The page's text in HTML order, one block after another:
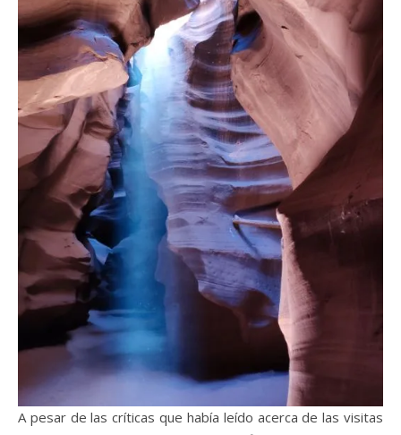
A pesar de las críticas que había leído acerca de las visitas